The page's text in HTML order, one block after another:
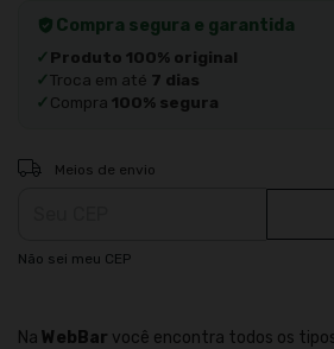
Compra segura e garantida
✓ Produto 100% original
✓Troca em até 7 dias
✓ Compra 100% segura
Entregas para o CEP:
Meios de envio
Não sei meu CEP
Na WebBar você encontra todos os